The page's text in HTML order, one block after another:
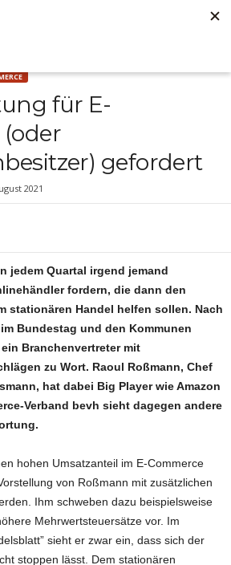
für E-
gefordert
2021
jedem Quartal irgend jemand
fordern, die dann den
stationären Handel helfen sollen. Nach
Bundestag und den Kommunen
Branchenvertreter mit
zu Wort. Raoul Roßmann, Chef
hat dabei Big Player wie Amazon
Verband bevh sieht dagegen andere
hohen Umsatzanteil im E-Commerce
von Roßmann mit zusätzlichen
Ihm schweben dazu beispielsweise
Mehrwertsteuersätze vor. Im
sieht er zwar ein, dass sich der
stoppen lässt. Dem stationären